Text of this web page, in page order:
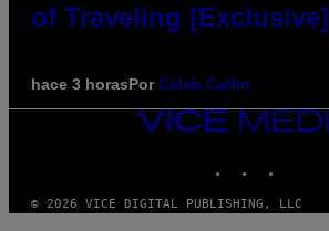
of Traveling [Exclusive]
hace 3 horasPorCaleb Catlin
VICE
MEDIA
© 2026 VICE DIGITAL PUBLISHING, LLC